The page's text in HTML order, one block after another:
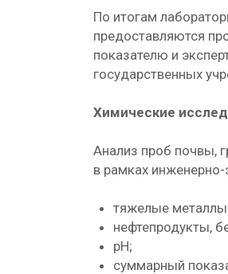
По итогам
предоставляются
показателю и
государственных
Химические
Анализ проб почвы,
в рамках
тяжелые
нефтепродукты,
pH;
суммарный